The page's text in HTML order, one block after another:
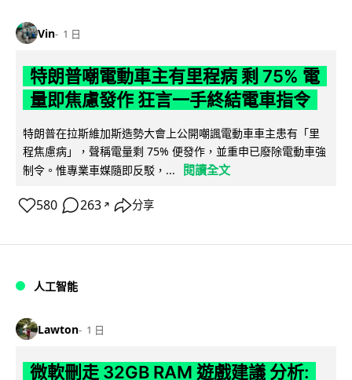
Vin 1 日
特朗普嘲電動車主有里程病 剩 75% 電
量即焦慮發作 狂言一手終結電車指令
特朗普在拉斯維加斯造勢大會上公開嘲諷電動車車主患有「里
程焦慮病」，聲稱電量剩 75% 便發作，並重申已廢除電動車強
制令。惟專業車媒隨即反駁，...
閱讀全文
580 263 ↗ 分享
人工智能
Lawton 1 日
微軟刪走 32GB RAM 遊戲建議 分析: